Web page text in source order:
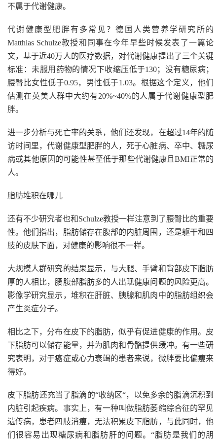
不属于代谢健康。
代谢健康型肥胖有多常见？德国人类营养学研究所的
Matthias Schulze教授和同事在今年早些时候发表了一篇论
文，基于近40万人的医疗数据，对代谢健康提出了三个关键
标准：未服用药物的情况下收缩压低于130；没有糖尿病；
腰臀比女性低于0.95，男性低于1.03。根据这个定义，他们
估测在英美人群中大约有20%~40%的人属于代谢健康型肥
胖。
进一步分析与死亡率的关系，他们还发现，在超过14年的随
访时间里，代谢健康型肥胖的人，死于心脏病、卒中、糖尿
病或其他原因的可能性甚至低于那些代谢健康且BMI正常的
人。
脂肪堆积在哪儿
还有不少研究者也和Schulze教授一样注意到了腰臀比的重要
性。他们指出，脂肪储存在腹部的内脏周围，还是躯干和四
肢的皮肤下面，对健康的影响很不一样。
大规模人群研究的结果显示，与大腿、手臂和背部皮下脂肪
厚的人相比，腰腹部脂肪多的人出现健康问题的风险更高。
影像学研究显示，堆积在肝脏、胰腺和肌肉中的脂肪组织会
产生炎症分子。
相比之下，分布在皮下的脂肪，似乎有促进健康的作用。皮
下脂肪可以储存能量，并为肌肉和骨骼提供缓冲。有一些研
究表明，对于癌症或心力衰竭的患者来说，微胖要比偏瘦来
得好。
皮下脂肪还充当了脂滴的“收纳区“，以免多余的脂滴沉积到
内脏引起疾病。事实上，有一种叫做脂肪萎缩综合征的罕见
遗传病，患者四肢消瘦，无法积累皮下脂肪，与此同时，他
们很容易出现糖尿病和脂肪肝的问题。“脂肪是我们的朋